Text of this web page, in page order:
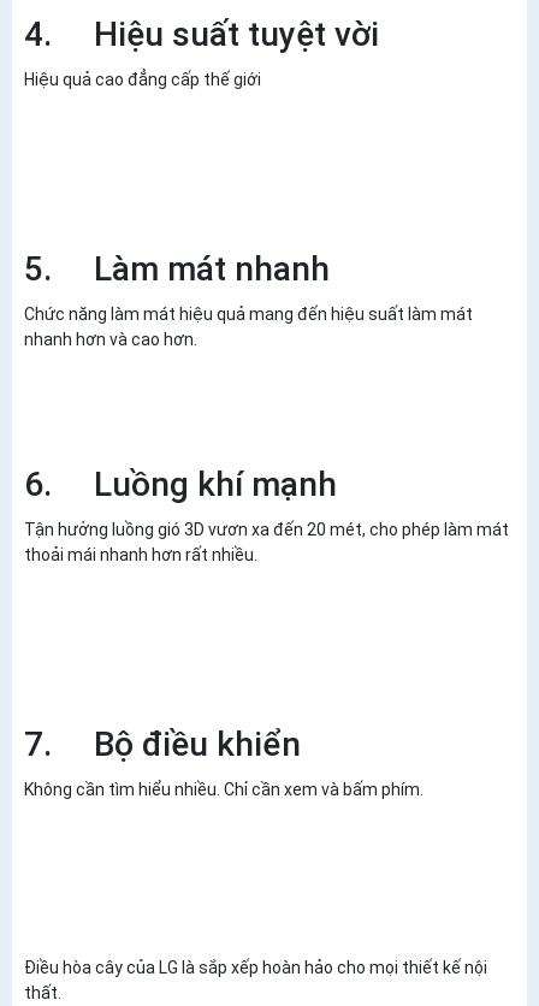
4. Hiệu suất tuyệt vời
Hiệu quả cao đẳng cấp thế giới
5. Làm mát nhanh
Chức năng làm mát hiệu quả mang đến hiệu suất làm mát
nhanh hơn và cao hơn.
6. Luồng khí mạnh
Tận hưởng luồng gió 3D vươn xa đến 20 mét, cho phép làm mát
thoải mái nhanh hơn rất nhiều.
7. Bộ điều khiển
Không cần tìm hiểu nhiều. Chỉ cần xem và bấm phím.
Điều hòa cây của LG là sắp xếp hoàn hảo cho mọi thiết kế nội
thất.